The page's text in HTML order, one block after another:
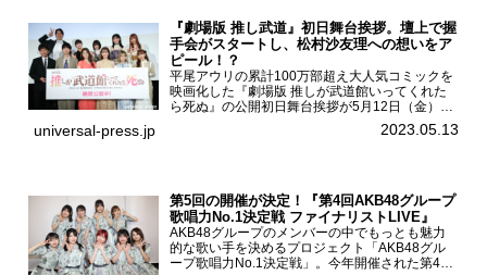
『劇場版 推し武道』初日舞台挨拶。壇上で握
手会がスタートし、松村沙友理への想いをア
ピール！？
平尾アウリの累計100万部超え大人気コミックを
映画化した『劇場版 推しが武道館いってくれた
ら死ぬ』の公開初日舞台挨拶が5月12日（金）新
宿バルト9で開催され、出演者の松村沙友理、中
村里帆、MOMO(@onefive)、KANO(@onefi...
universal-press.jp 2023.05.13
第5回の開催が決定！『第4回AKB48グループ
歌唱力No.1決定戦 ファイナリストLIVE』
AKB48グループのメンバーの中でもっとも魅力
的な歌い手を決めるプロジェクト「AKB48グル
ープ歌唱力No.1決定戦」。今年開催された第4回